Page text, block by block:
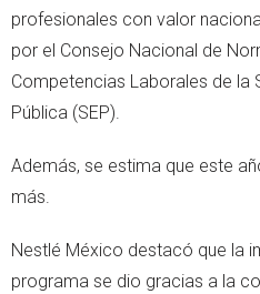
profesionales con valor
por el Consejo Nacional de
Competencias Laborales de la
Pública (SEP).
Además, se estima que este
más.
Nestlé México destacó que la
programa se dio gracias a la